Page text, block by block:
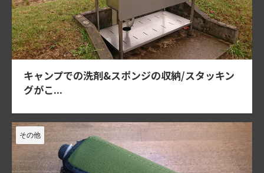
キャンプでの洗剤&スポンジの収納/スタッキン
グがこ...
その他